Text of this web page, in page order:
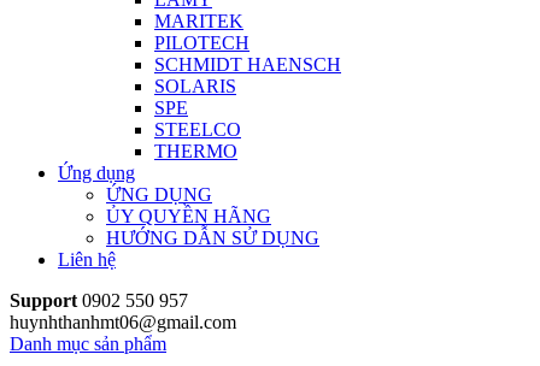
MARITEK
PILOTECH
SCHMIDT HAENSCH
SOLARIS
SPE
STEELCO
THERMO
Ứng dụng
ỨNG DỤNG
ỦY QUYỀN HÃNG
HƯỚNG DẪN SỬ DỤNG
Liên hệ
Support 0902 550 957
huynhthanhmt06@gmail.com
Danh mục sản phẩm